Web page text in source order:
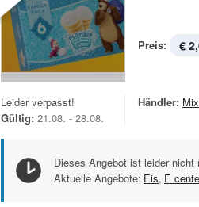
Preis: €
Leider verpasst!
Gültig: 21.08. - 28.08.
Händler:
Dieses Angebot ist leider nicht
Aktuelle Angebote: Eis, E